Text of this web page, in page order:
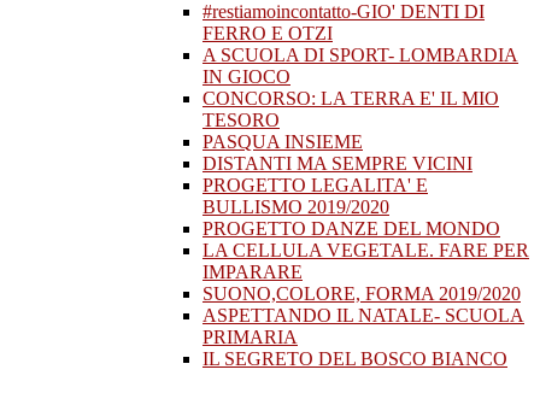
#restiamoincontatto-GIO' DENTI DI
FERRO E OTZI
A SCUOLA DI SPORT- LOMBARDIA
IN GIOCO
CONCORSO: LA TERRA E' IL MIO
TESORO
PASQUA INSIEME
DISTANTI MA SEMPRE VICINI
PROGETTO LEGALITA' E
BULLISMO 2019/2020
PROGETTO DANZE DEL MONDO
LA CELLULA VEGETALE. FARE PER
IMPARARE
SUONO,COLORE, FORMA 2019/2020
ASPETTANDO IL NATALE- SCUOLA
PRIMARIA
IL SEGRETO DEL BOSCO BIANCO